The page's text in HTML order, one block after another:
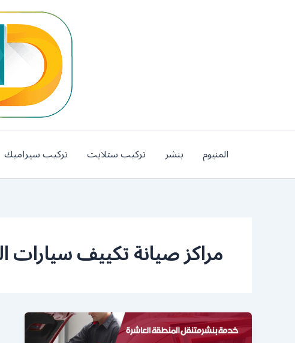
المنيوم بنشر تركيب ستلايت تركيب سيراميك
مراكز صيانة تكييف سيارات